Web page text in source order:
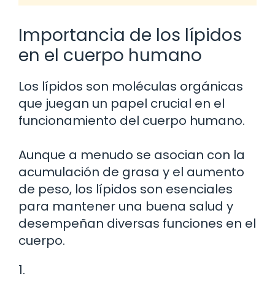
Importancia de los lípidos
en el cuerpo humano
Los lípidos son moléculas orgánicas
que juegan un papel crucial en el
funcionamiento del cuerpo humano.
Aunque a menudo se asocian con la
acumulación de grasa y el aumento
de peso, los lípidos son esenciales
para mantener una buena salud y
desempeñan diversas funciones en el
cuerpo.
1.